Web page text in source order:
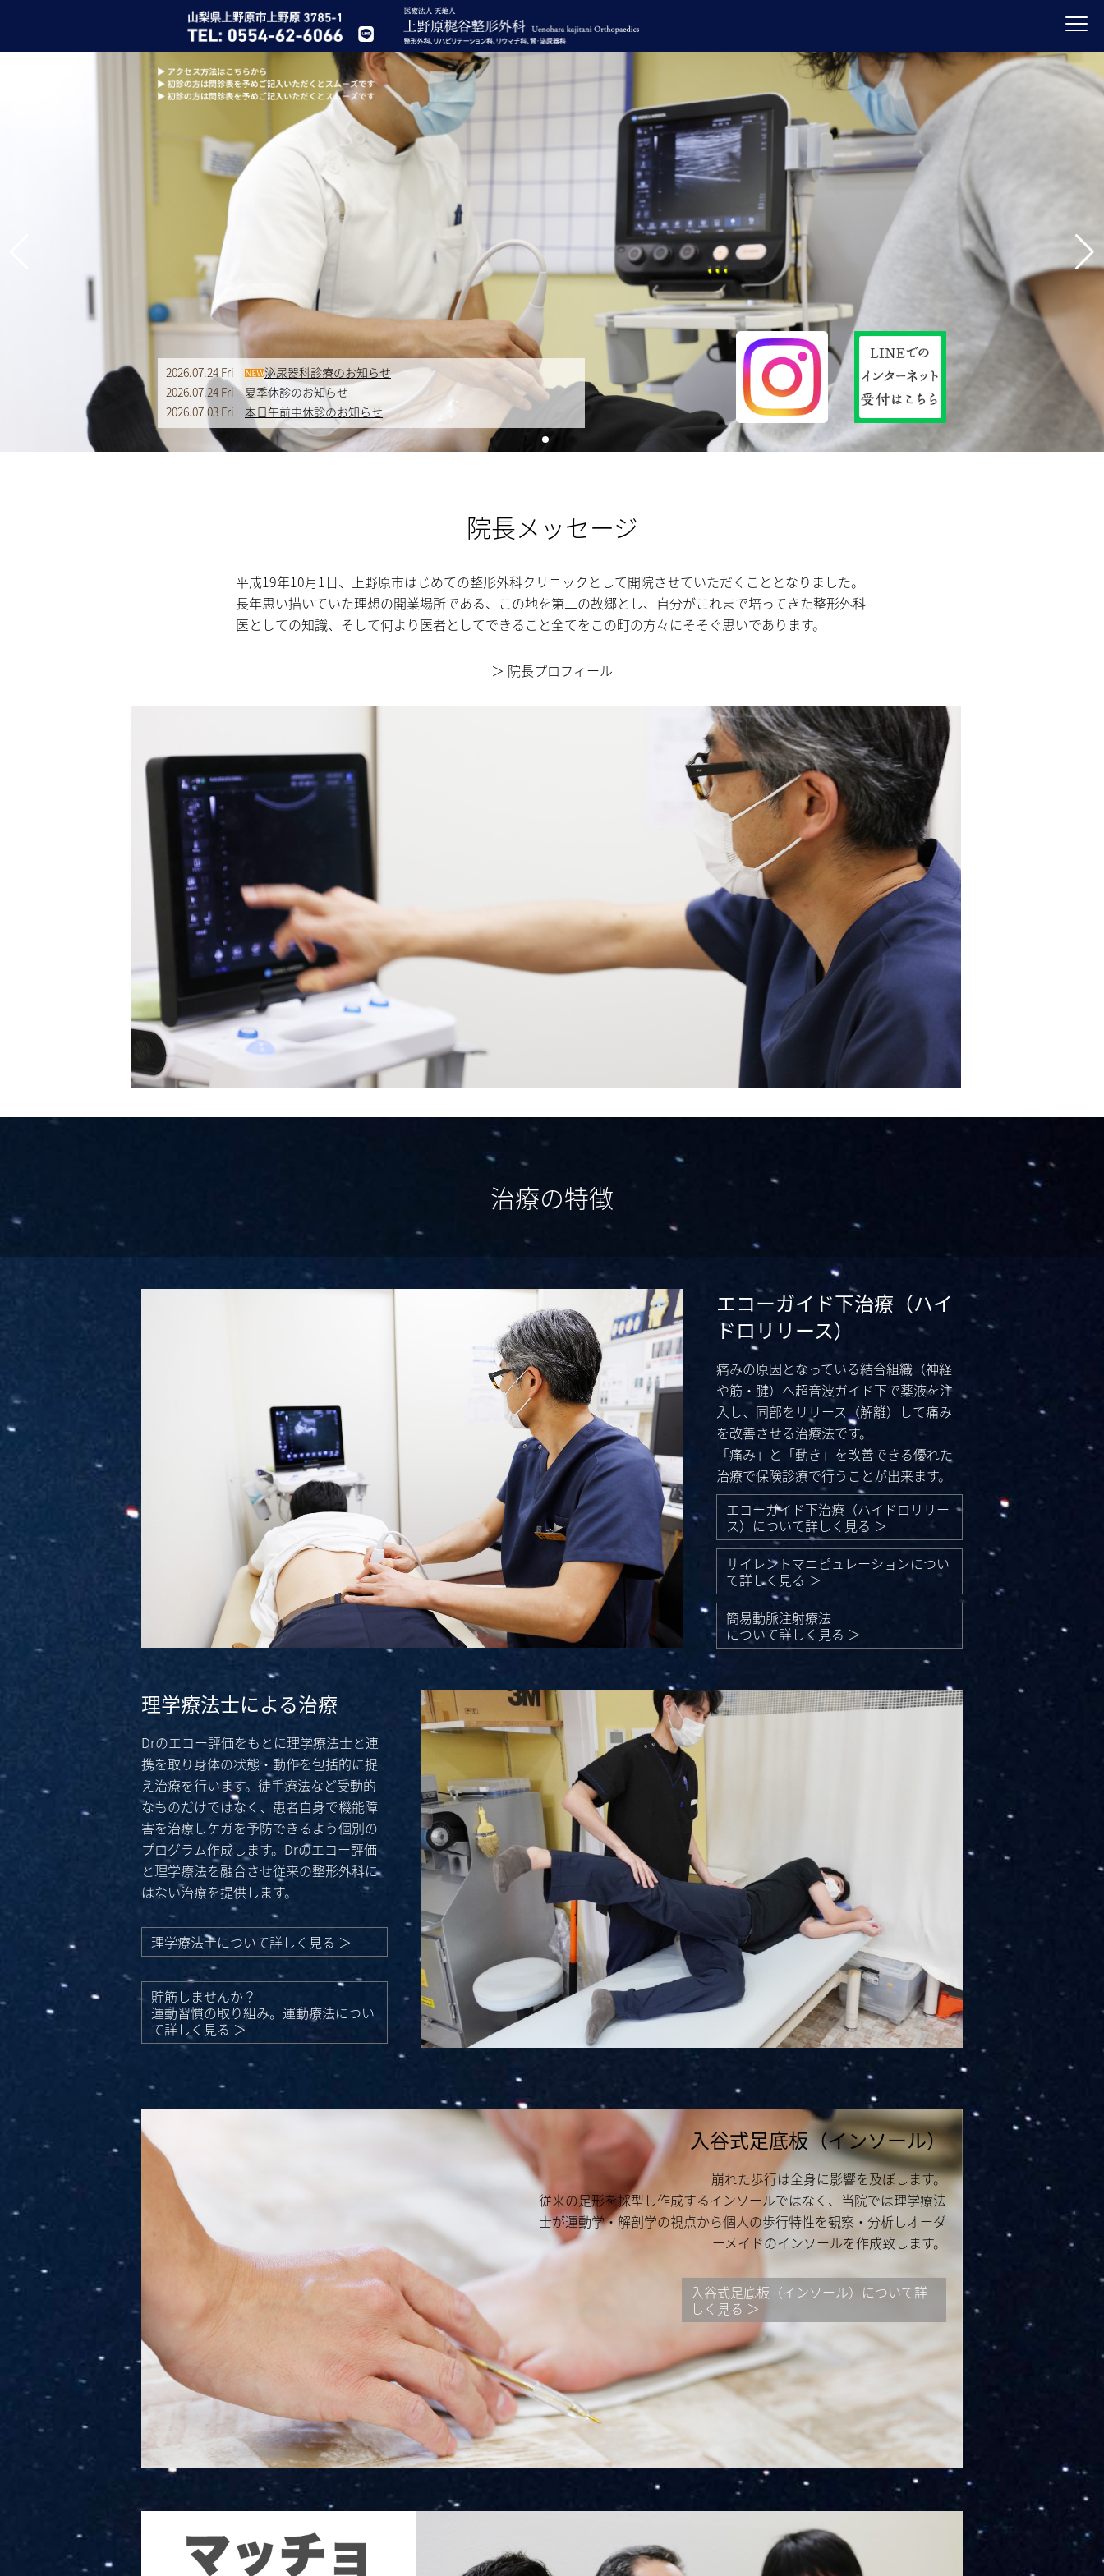
2026.07.24 Fri
泌尿器科診療のお知らせ
2026.07.24 Fri
夏季休診のお知らせ
2026.07.03 Fri
本日午前中休診のお知らせ
院長メッセージ
平成19年10月1日、上野原市はじめての整形外科クリニックとして開院させていただくこととなりました。
長年思い描いていた理想の開業場所である、この地を第二の故郷とし、自分がこれまで培ってきた整形外科
医としての知識、そして何より医者としてできること全てをこの町の方々にそそぐ思いであります。
＞ 院長プロフィール
治療の特徴
エコーガイド下治療（ハイ
ドロリリース）
痛みの原因となっている結合組織（神経
や筋・腱）へ超音波ガイド下で薬液を注
入し、同部をリリース（解離）して痛み
を改善させる治療法です。
「痛み」と「動き」を改善できる優れた
治療で保険診療で行うことが出来ます。
エコーガイド下治療（ハイドロリリー
ス）について詳しく見る ＞
サイレントマニピュレーションについ
て詳しく見る ＞
簡易動脈注射療法
について詳しく見る ＞
理学療法士による治療
Drのエコー評価をもとに理学療法士と連
携を取り身体の状態・動作を包括的に捉
え治療を行います。徒手療法など受動的
なものだけではなく、患者自身で機能障
害を治療しケガを予防できるよう個別の
プログラム作成します。Drのエコー評価
と理学療法を融合させ従来の整形外科に
はない治療を提供します。
理学療法士について詳しく見る ＞
貯筋しませんか？
運動習慣の取り組み。運動療法につい
て詳しく見る ＞
入谷式足底板（インソール）
崩れた歩行は全身に影響を及ぼします。
従来の足形を採型し作成するインソールではなく、当院では理学療法
士が運動学・解剖学の視点から個人の歩行特性を観察・分析しオーダ
ーメイドのインソールを作成致します。
入谷式足底板（インソール）について詳
しく見る ＞